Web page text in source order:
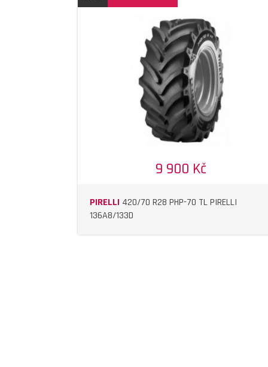
9 900 Kč
PIRELLI 420/70 R28 PHP-70 TL PIRELLI
136A8/133D
DETAIL